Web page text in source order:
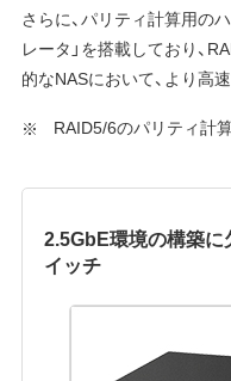
さらに、パリティ計算用の
レータ」を搭載しており、
的なNASにおいて、より高
RAID5/6のパリティ計
2.5GbE環境の構築
イッチ